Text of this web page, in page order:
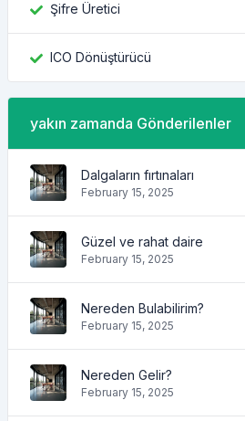
Şifre Üretici
ICO Dönüştürücü
yakın zamanda Gönderilenler
Dalgaların fırtınaları
February 15, 2025
Güzel ve rahat daire
February 15, 2025
Nereden Bulabilirim?
February 15, 2025
Nereden Gelir?
February 15, 2025